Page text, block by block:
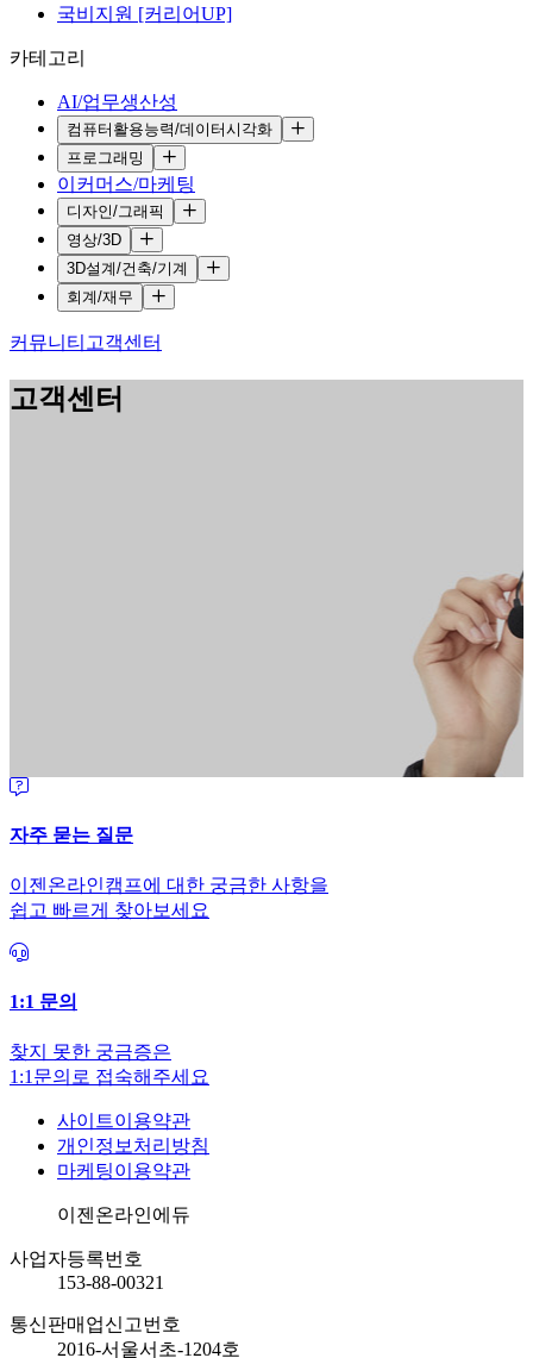
국비지원 [커리어UP]
카테고리
AI/업무생산성
컴퓨터활용능력/데이터시각화
프로그래밍
이커머스/마케팅
디자인/그래픽
영상/3D
3D설계/건축/기계
회계/재무
커뮤니티 고객센터
고객센터
자주 묻는 질문
이젠온라인캠프에 대한 궁금한 사항을
쉽고 빠르게 찾아보세요
1:1 문의
찾지 못한 궁금증은
1:1문의로 접숙해주세요
사이트이용약관
개인정보처리방침
마케팅이용약관
회사명이젠온라인에듀
사업자등록번호
153-88-00321
통신판매업신고번호
2016-서울서초-1204호